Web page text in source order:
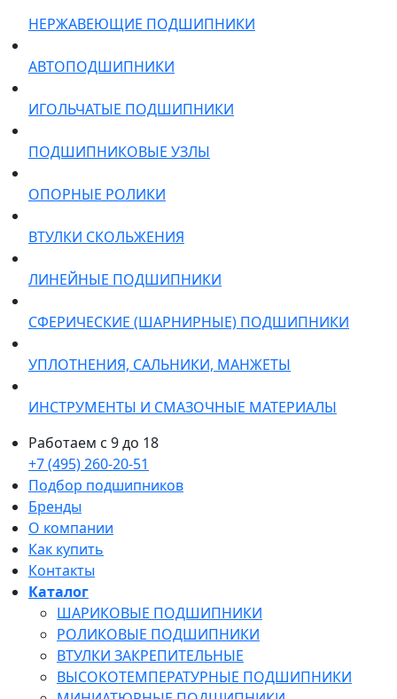
НЕРЖАВЕЮЩИЕ ПОДШИПНИКИ
АВТОПОДШИПНИКИ
ИГОЛЬЧАТЫЕ ПОДШИПНИКИ
ПОДШИПНИКОВЫЕ УЗЛЫ
ОПОРНЫЕ РОЛИКИ
ВТУЛКИ СКОЛЬЖЕНИЯ
ЛИНЕЙНЫЕ ПОДШИПНИКИ
СФЕРИЧЕСКИЕ (ШАРНИРНЫЕ) ПОДШИПНИКИ
УПЛОТНЕНИЯ, САЛЬНИКИ, МАНЖЕТЫ
ИНСТРУМЕНТЫ И СМАЗОЧНЫЕ МАТЕРИАЛЫ
Работаем с 9 до 18
+7 (495) 260-20-51
Подбор подшипников
Бренды
О компании
Как купить
Контакты
Каталог
ШАРИКОВЫЕ ПОДШИПНИКИ
РОЛИКОВЫЕ ПОДШИПНИКИ
ВТУЛКИ ЗАКРЕПИТЕЛЬНЫЕ
ВЫСОКОТЕМПЕРАТУРНЫЕ ПОДШИПНИКИ